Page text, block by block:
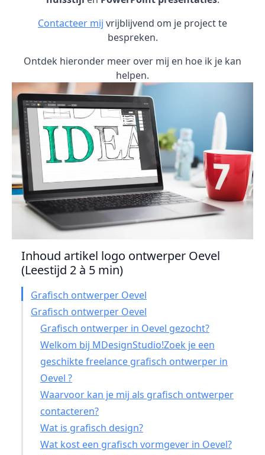
Contacteer mij vrijblijvend om je project te
bespreken.
Ontdek hieronder meer over mij en hoe ik je kan
helpen.
Inhoud artikel logo ontwerper Oevel
(Leestijd 2 à 5 min)
Grafisch ontwerper Oevel
Grafisch ontwerper Oevel
Grafisch ontwerper in Oevel gezocht?
Welkom bij MDesignStudio!Zoek je een
geschikte freelance grafisch ontwerper in
Oevel ?
Waarvoor kan je mij als grafisch ontwerper
contacteren?
Wat is grafisch design?
Wat kost een grafisch vormgever in Oevel?